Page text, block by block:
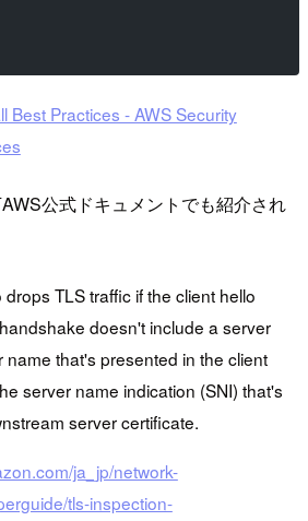
Best Practices - AWS Security
公式ドキュメントでも紹介され
TLS traffic if the client hello
doesn't include a server
name that's presented in the client
server name indication (SNI) that's
server certificate.
ja_jp/network-
tls-inspection-